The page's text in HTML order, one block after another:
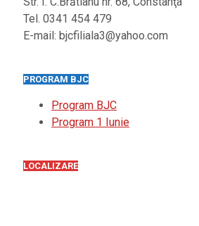
Tel. 0341 454 479
E-mail: bjcfiliala3@yahoo.com
PROGRAM BJC
Program BJC
Program 1 Iunie
LOCALIZARE